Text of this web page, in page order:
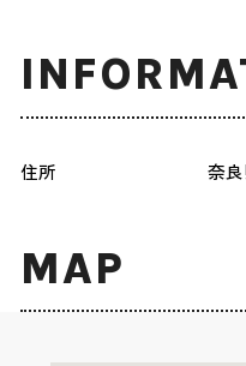
住所 奈
MAP